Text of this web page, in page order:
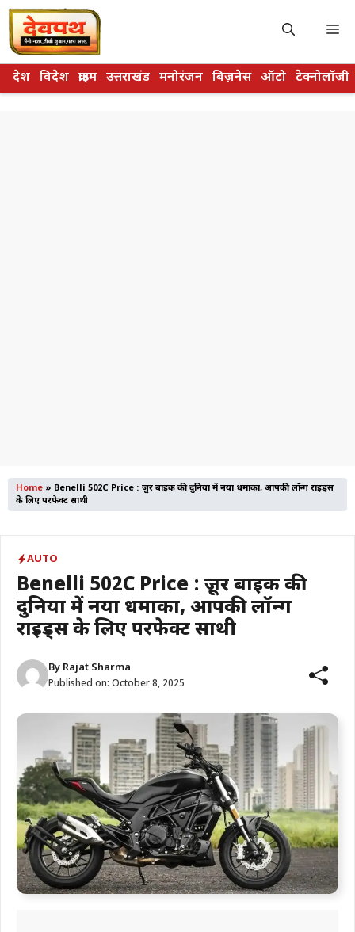
Skip
to
content
देश विदेश क्राइम उत्तराखंड मनोरंजन बिज़नेस ऑटो टेक्नोलॉजी
Home » Benelli 502C Price : क्रूज़र बाइक की दुनिया में नया धमाका, आपकी लॉन्ग राइड्स
के लिए परफेक्ट साथी
AUTO
Benelli 502C Price : क्रूज़र बाइक की
दुनिया में नया धमाका, आपकी लॉन्ग
राइड्स के लिए परफेक्ट साथी
By Rajat Sharma
Published on: October 8, 2025